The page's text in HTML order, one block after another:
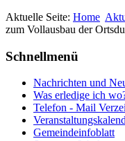
Aktuelle Seite: Home
zum Vollausbau der
Schnellmenü
Nachrichten und
Was erledige ich
Telefon - Mail
Gemeindeinfoblatt